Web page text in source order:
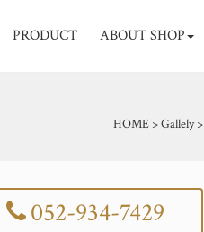
PRODUCT ABOUT SHOP
HOME>Gallely>
052-934-7429